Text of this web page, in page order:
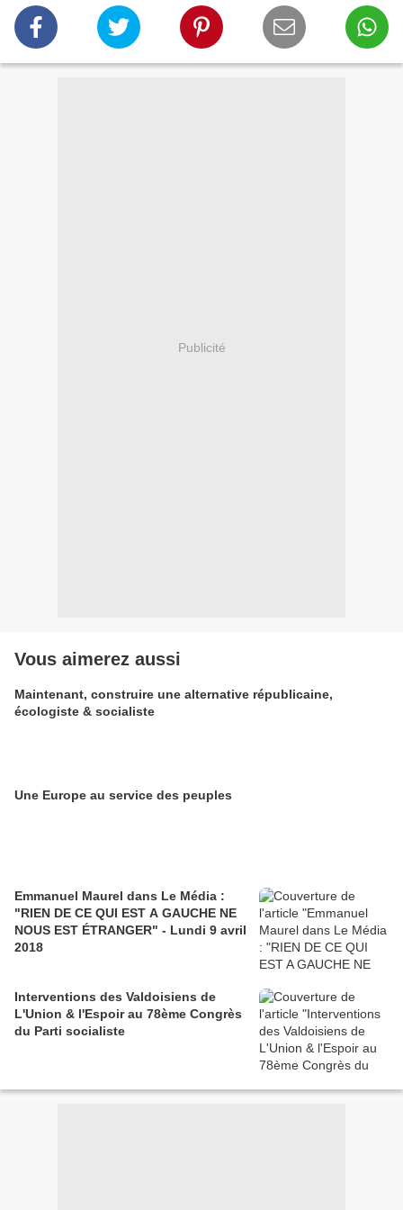
Publicité
Vous aimerez aussi
Maintenant, construire une alternative républicaine,
écologiste & socialiste
Une Europe au service des peuples
Emmanuel Maurel dans Le Média :
"RIEN DE CE QUI EST A GAUCHE NE
NOUS EST ÉTRANGER" - Lundi 9 avril
2018
Interventions des Valdoisiens de
L'Union & l'Espoir au 78ème Congrès
du Parti socialiste